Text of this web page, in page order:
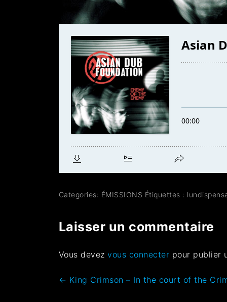
Categories: ÉMISSIONS Étiquettes :
Laisser un commentaire
Vous devezvous connecter pour publier
← King Crimson – In the court of the